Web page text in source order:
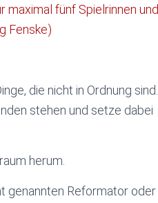
fünf Spielrinnen und
Fenske)
die nicht in Ordnung sind.
stehen und setze dabei
herum.
genannten Reformator oder